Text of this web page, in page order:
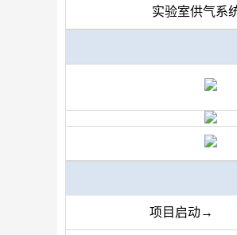
实验室供气系
项目启动→